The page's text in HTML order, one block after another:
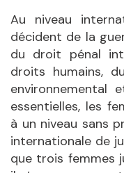
Au niveau
décident de la
du droit pénal
droits humains,
environnemental
essentielles, les
à un niveau sans
internationale de
que trois femmes